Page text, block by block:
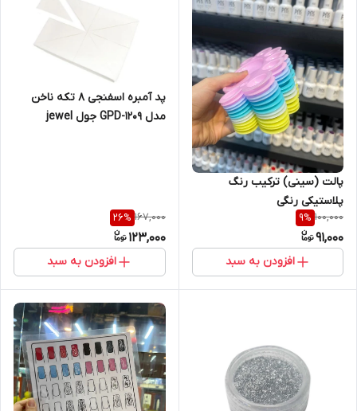
پالت (سینی) ترکیب رنگ
پلاستیکی رنگی
100,000
9%
91,000
افزودن به سبد
پد آمبره اسفنجی 8 تکه ناخن
مدل GPD-1209 جول jewel
167,000
26%
123,000
افزودن به سبد